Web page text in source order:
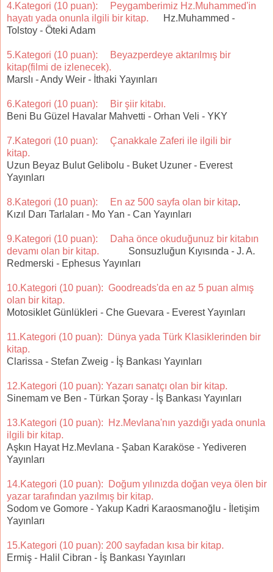
4.Kategori (10 puan): Peygamberimiz Hz.Muhammed'in
hayatı yada onunla ilgili bir kitap.
Hz.Muhammed -
Tolstoy - Öteki Adam
5.Kategori (10 puan): Beyazperdeye aktarılmış bir
kitap(filmi de izlenecek).
Marslı - Andy Weir - İthaki Yayınları
6.Kategori (10 puan): Bir şiir kitabı.
Beni Bu Güzel Havalar Mahvetti - Orhan Veli - YKY
7.Kategori (10 puan): Çanakkale Zaferi ile ilgili bir
kitap.
Uzun Beyaz Bulut Gelibolu - Buket Uzuner - Everest
Yayınları
8.Kategori (10 puan): En az 500 sayfa olan bir kitap.
Kızıl Darı Tarlaları - Mo Yan - Can Yayınları
9.Kategori (10 puan): Daha önce okuduğunuz bir kitabın
devamı olan bir kitap.
Sonsuzluğun Kıyısında - J. A.
Redmerski - Ephesus Yayınları
10.Kategori (10 puan): Goodreads'da en az 5 puan almış
olan bir kitap.
Motosiklet Günlükleri - Che Guevara - Everest Yayınları
11.Kategori (10 puan): Dünya yada Türk Klasiklerinden bir
kitap.
Clarissa - Stefan Zweig - İş Bankası Yayınları
12.Kategori (10 puan): Yazarı sanatçı olan bir kitap.
Sinemam ve Ben - Türkan Şoray - İş Bankası Yayınları
13.Kategori (10 puan): Hz.Mevlana'nın yazdığı yada onunla
ilgili bir kitap.
Aşkın Hayat Hz.Mevlana - Şaban Karaköse - Yediveren
Yayınları
14.Kategori (10 puan): Doğum yılınızda doğan veya ölen bir
yazar tarafından yazılmış bir kitap.
Sodom ve Gomore - Yakup Kadri Karaosmanoğlu - İletişim
Yayınları
15.Kategori (10 puan): 200 sayfadan kısa bir kitap.
Ermiş - Halil Cibran - İş Bankası Yayınları